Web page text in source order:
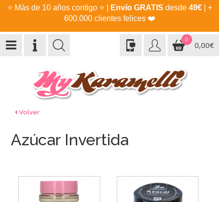
⭐ Más de 10 años contigo ⭐ Envío GRATIS desde 49€| +
600.000 clientes felices ❤️
0
0,00€
Volver
Azúcar Invertida